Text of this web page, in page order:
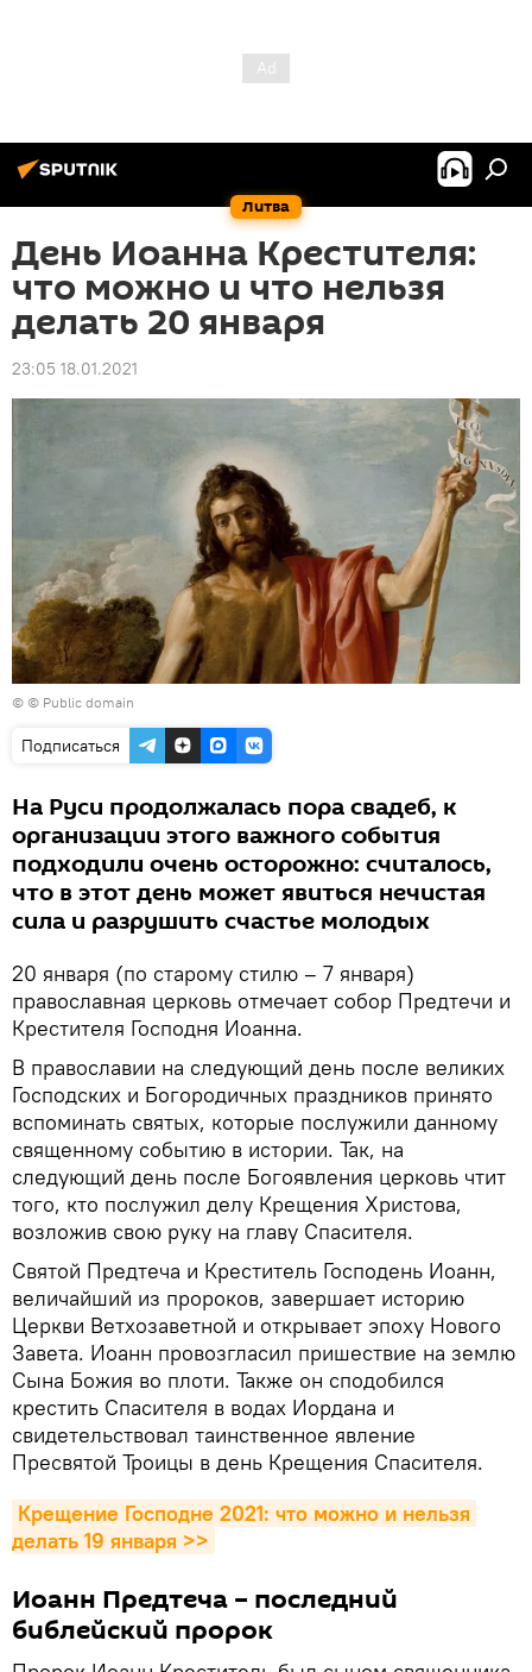
Литва
День Иоанна Крестителя:
что можно и что нельзя
делать 20 января
23:05 18.01.2021
© © Public domain
Подписаться
На Руси продолжалась пора свадеб, к
организации этого важного события
подходили очень осторожно: считалось,
что в этот день может явиться нечистая
сила и разрушить счастье молодых
20 января (по старому стилю – 7 января)
православная церковь отмечает собор Предтечи и
Крестителя Господня Иоанна.
В православии на следующий день после великих
Господских и Богородичных праздников принято
вспоминать святых, которые послужили данному
священному событию в истории. Так, на
следующий день после Богоявления церковь чтит
того, кто послужил делу Крещения Христова,
возложив свою руку на главу Спасителя.
Святой Предтеча и Креститель Господень Иоанн,
величайший из пророков, завершает историю
Церкви Ветхозаветной и открывает эпоху Нового
Завета. Иоанн провозгласил пришествие на землю
Сына Божия во плоти. Также он сподобился
крестить Спасителя в водах Иордана и
свидетельствовал таинственное явление
Пресвятой Троицы в день Крещения Спасителя.
Крещение Господне 2021: что можно и нельзя
делать 19 января >>
Иоанн Предтеча – последний
библейский пророк